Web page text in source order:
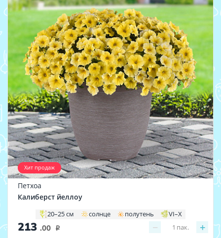
Хит продаж
Петхоа
Калиберст йеллоу
20–25 см солнце полутень VI–X
213 .00 i − +
1 пак.